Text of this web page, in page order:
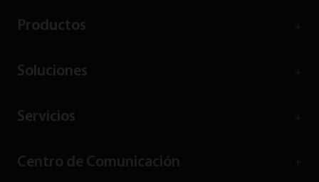
Productos
Soluciones
Servicios
Centro de Comunicación